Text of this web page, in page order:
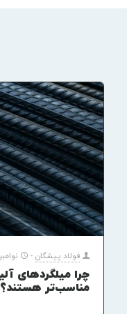
فولاد پیشگان - نوامبر 30, 2025
چرا میلگردهای
مناسب‌تر هستند؟